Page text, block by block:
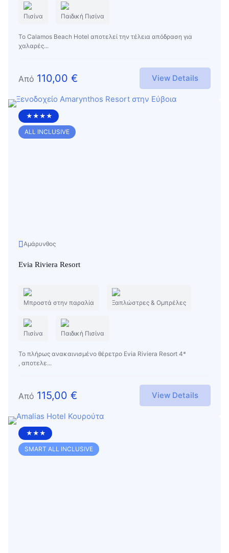
Πισίνα Παιδική Πισίνα
Το Calamos Beach Hotel αποτελεί την τέλεια απόδραση για
χαλαρές...
Από 110,00 € View Details
★★★★
ALL INCLUSIVE
Αμάρυνθος
Evia Riviera Resort
Μπροστά στην παραλία Ξαπλώστρες & Ομπρέλες
Πισίνα Παιδική Πισίνα
Το πλήρως ανακαινισμένο θέρετρο Evia Riviera Resort 4*
, αποτελε...
Από 115,00 € View Details
★★★
SMART ALL INCLUSIVE